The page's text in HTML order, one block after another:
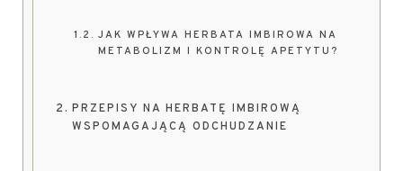
JAK WPŁYWA HERBATA IMBIROWA NA
METABOLIZM I KONTROLĘ APETYTU?
PRZEPISY NA HERBATĘ IMBIROWĄ
WSPOMAGAJĄCĄ ODCHUDZANIE